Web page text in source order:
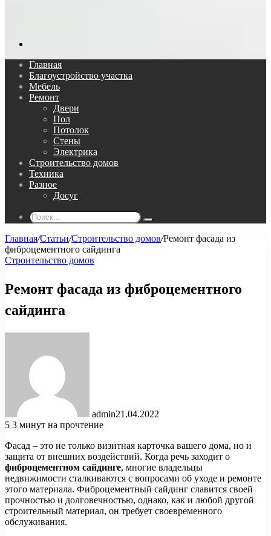
Главная
Благоустройство участка
Мебель
Ремонт
Двери
Пол
Потолок
Стены
Электрика
Строительство домов
Техника
Разное
Досуг
Поиск...
Главная/Статьи/Строительство домов/Ремонт фасада из
фиброцементного сайдинга
Строительство домов
Ремонт фасада из фиброцементного
сайдинга
admin21.04.2022
5 3 минут на прочтение
Фасад – это не только визитная карточка вашего дома, но и
защита от внешних воздействий. Когда речь заходит о
фиброцементном сайдинге, многие владельцы
недвижимости сталкиваются с вопросами об уходе и ремонте
этого материала. Фиброцементный сайдинг славится своей
прочностью и долговечностью, однако, как и любой другой
строительный материал, он требует своевременного
обслуживания.